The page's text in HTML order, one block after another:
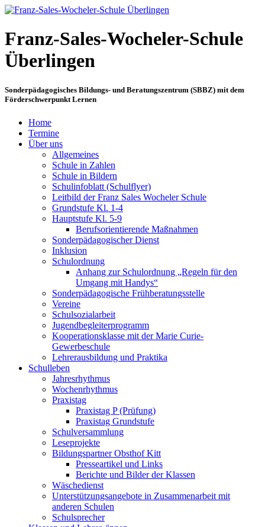
Franz-Sales-Wocheler-Schule
Überlingen
Sonderpädagogisches Bildungs- und Beratungszentrum (SBBZ) mit dem
Förderschwerpunkt Lernen
Home
Termine
Über uns
Allgemeines
Schule in Zahlen
Schule in Bildern
Schulinfoblatt (Schulflyer)
Leitbild der Franz Sales Wocheler Schule
Grundstufe Kl. 1-4
Hauptstufe Kl. 5-9
Berufsorientierende Maßnahmen
Sonderpädagogischer Dienst
Inklusion
Schulordnung
Anhang zur Schulordnung „Regeln für den
Umgang mit Handys“
Sonderpädagogische Frühberatungsstelle
Vereine
Schulsozialarbeit
Jugendbegleiterprogramm
Kooperationsklasse mit der Marie Curie-
Gewerbeschule
Lehrerausbildung und Praktika
Schulleben
Jahresrhythmus
Wochenrhythmus
Praxistag
Praxistag P (Prüfung)
Praxistag Grundstufe
Schulversammlung
Leseprojekte
Bildungspartner Obsthof Kitt
Presseartikel und Links
Berichte und Bilder der Klassen
Wäschedienst
Unterstützungsangebote in Zusammenarbeit mit
anderen Schulen
Schulsprecher